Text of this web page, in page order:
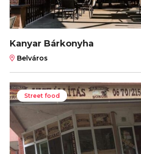
Kanyar Bárkonyha
Belváros
Street food